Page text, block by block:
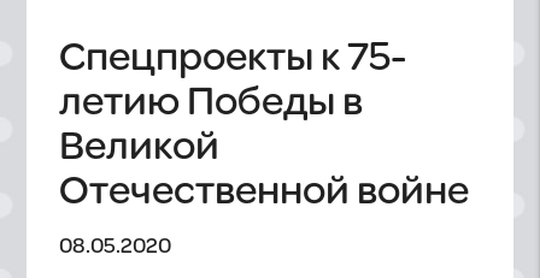
Спецпроекты к 75-
летию Победы в
Великой
Отечественной войне
08.05.2020